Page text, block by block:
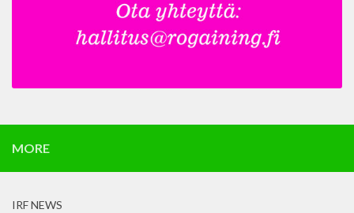
MORE
IRF NEWS